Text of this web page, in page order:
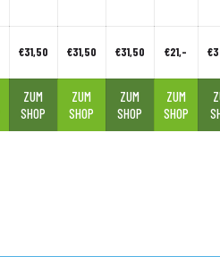
€31,50 €31,50 €31,50 €21,-
ZUM
SHOP
ZUM
SHOP
ZUM
SHOP
ZUM
SHOP